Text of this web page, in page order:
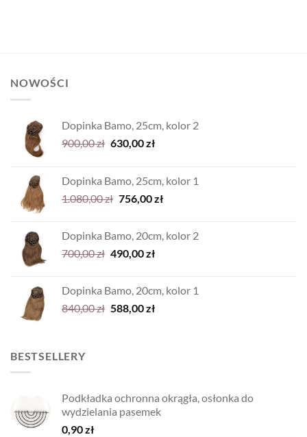
NOWOŚCI
Dopinka Bamo, 25cm, kolor 2
900,00zł Pierwotna
900,00 zł.
630,00złAktualna
630,00 zł.
Dopinka Bamo, 25cm, kolor 1
1.080,00zł Pierwotna
1.080,00 zł.
756,00złAktualna
756,00 zł.
Dopinka Bamo, 20cm, kolor 2
700,00zł Pierwotna
700,00 zł.
490,00złAktualna
490,00 zł.
Dopinka Bamo, 20cm, kolor 1
840,00zł Pierwotna
588,00złAktualna
BESTSELLERY
Podkładka ochronna okrągła, osłonka do
wydzielania pasemek
0,90zł